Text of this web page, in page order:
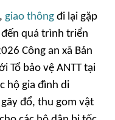
giao thông đi lại gặp
quá trình triển
Công an xã Bản
Tổ bảo vệ ANTT tại
hộ gia đình di
đổ, thu gom vật